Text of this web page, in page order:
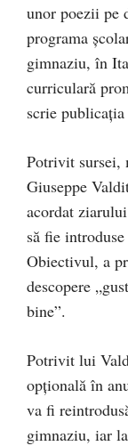
unor poezii pe
programa
gimnaziu, în
curriculară
scrie
Potrivit sursei,
Giuseppe
acordat
să fie
Obiectivul, a
descopere
bine”.
Potrivit lui
opțională în
va fi
gimnaziu, iar